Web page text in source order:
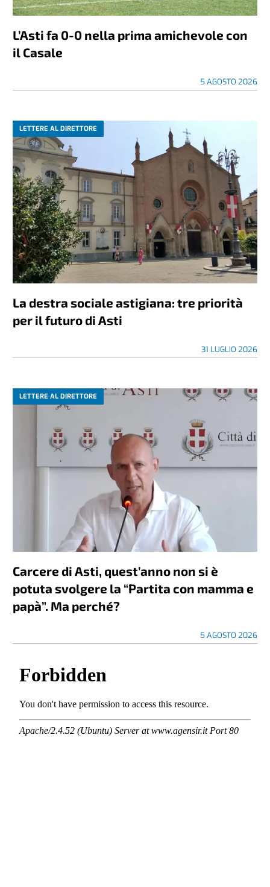
L’Asti fa 0-0 nella prima amichevole con
il Casale
5 AGOSTO 2026
LETTERE AL DIRETTORE
La destra sociale astigiana: tre priorità
per il futuro di Asti
31 LUGLIO 2026
LETTERE AL DIRETTORE
Carcere di Asti, quest’anno non si è
potuta svolgere la “Partita con mamma e
papà”. Ma perché?
5 AGOSTO 2026